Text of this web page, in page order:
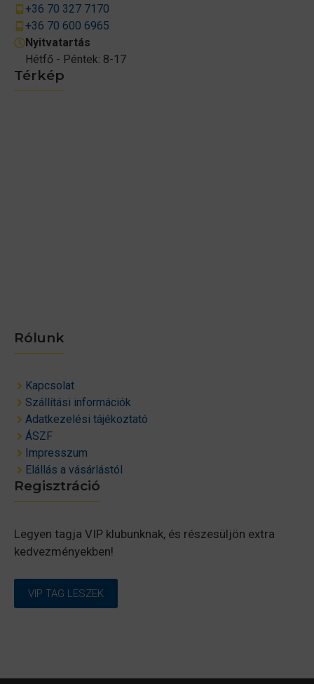
Térkép
Rólunk
Kapcsolat
Szállítási információk
Adatkezelési tájékoztató
ÁSZF
Impresszum
Elállás a vásárlástól
+36 70 327 7170
+36 70 600 6965
Nyitvatartás
Hétfő - Péntek: 8-17
Regisztráció
Legyen tagja VIP klubunknak, és részesüljön extra
kedvezményekben!
VIP TAG LESZEK